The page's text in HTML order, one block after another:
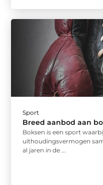
Sport
Breed aanbod aan
Boksen is een sport
uithoudingsvermogen
al jaren in de ...